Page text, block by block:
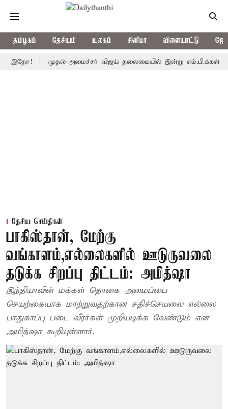
தமிழகம் தேசியம் உலகம் சினிமா விளையாட்டு
முதல்-அமைச்சர் விஜய் தலைமையில் இன்று எம்.பி.க்கள் கூட்டம்:
தேசிய செய்திகள்
பாகிஸ்தான், மேற்கு
வங்காளம்,எல்லைகளில் ஊடுருவலை
தடுக்க சிறப்பு திட்டம்: அமித்ஷா
இந்தியாவின் மக்கள் தொகை அமைப்பை
செயற்கையாக மாற்றுவதற்கான சதிச்செயலை எல்லை
பாதுகாப்பு படை வீரர்கள் முறியடிக்க வேண்டும் என
அமித்ஷா கூறியுள்ளார்.